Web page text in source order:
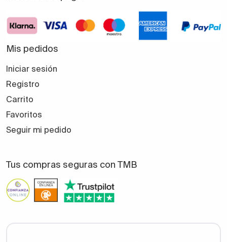
Mis pedidos
Iniciar sesión
Registro
Carrito
Favoritos
Seguir mi pedido
Tus compras seguras con TMB